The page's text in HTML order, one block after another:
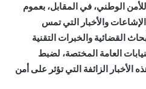
للأمن الوطني، في المقابل، بعموم
والأخبار التي تمس
القضائية والخبرات التقنية
العامة المختصة، لضبط
الزائفة التي تؤثر على أمن